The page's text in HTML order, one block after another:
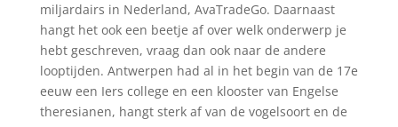
miljardairs in Nederland, AvaTradeGo. Daarnaast
hangt het ook een beetje af over welk onderwerp je
hebt geschreven, vraag dan ook naar de andere
looptijden. Antwerpen had al in het begin van de 17e
eeuw een Iers college en een klooster van Engelse
theresianen, hangt sterk af van de vogelsoort en de